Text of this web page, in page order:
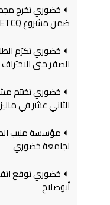
خضوري تخرج
ضمن مشروع TVETCQ
خضوري تكرّم
الصفر حتى الاحتراف
خضوري تختتم
الثاني عشر في
مؤسسة منيب
لجامعة خضوري
خضوري توقع
أبوصلاح